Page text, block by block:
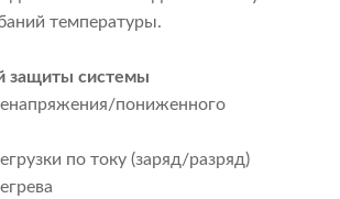
температуры.
защиты системы
пониженного
по току (заряд/разряд)